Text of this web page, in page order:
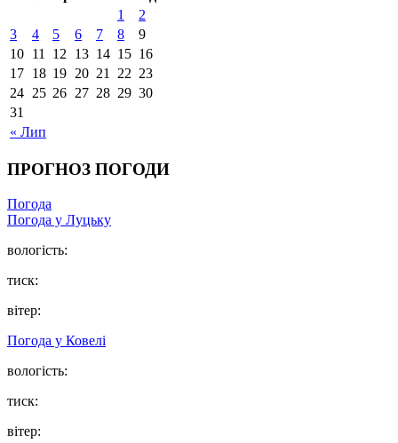
« Лип
1
2
3
4 5 6 7 8
9
10 11 12 13 14 15 16
17 18 19 20 21 22 23
24 25 26 27 28 29 30
31
ПРОГНОЗ ПОГОДИ
Погода
Погода у Луцьку
вологість:
тиск:
вітер:
Погода у Ковелі
вологість:
тиск:
вітер: